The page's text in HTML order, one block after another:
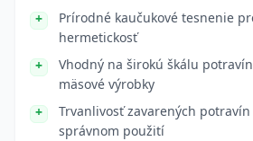
Prírodné kaučukové tesnenie
hermetickosť
Vhodný na širokú škálu
mäsové výrobky
Trvanlivosť zavarených
správnom použití